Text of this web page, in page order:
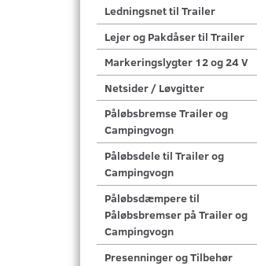
Ledningsnet til Trailer
Lejer og Pakdåser til Trailer
Markeringslygter 12 og 24 V
Netsider / Løvgitter
Påløbsbremse Trailer og
Campingvogn
Påløbsdele til Trailer og
Campingvogn
Påløbsdæmpere til
Påløbsbremser på Trailer og
Campingvogn
Presenninger og Tilbehør